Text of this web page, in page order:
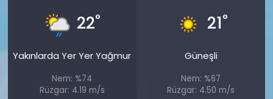
22°
Yakınlarda Yer Yer Yağmur
Nem: %74
Rüzgar: 4.19 m/s
21°
Güneşli
Nem: %67
Rüzgar: 4.50 m/s